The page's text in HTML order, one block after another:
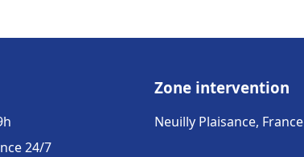
24/7
Zone intervention
Neuilly Plaisance, France